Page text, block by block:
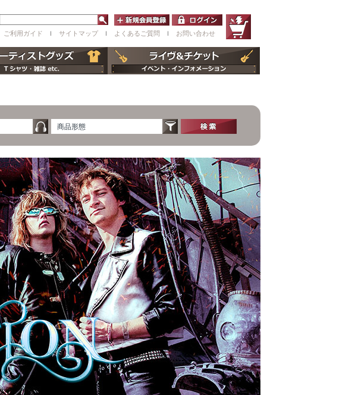
ご利用ガイド ｌ サイトマップ ｌ よくあるご質問 ｌ お問い合わせ
商品形態